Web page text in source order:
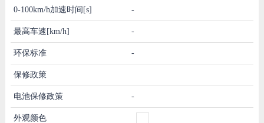
0-100km/h加速时间[s] -
最高车速[km/h] -
环保标准 -
保修政策
电池保修政策 -
外观颜色